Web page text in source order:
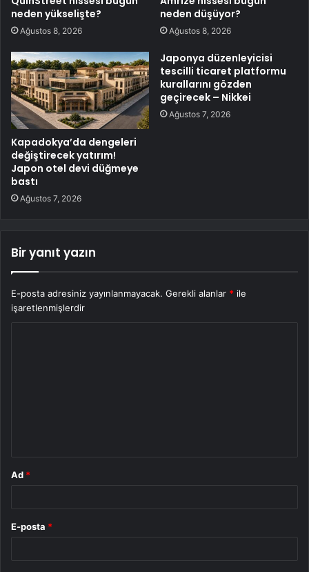
neden yükselişte?
Ağustos 8, 2026
neden düşüyor?
Ağustos 8, 2026
Kapadokya’da dengeleri
değiştirecek yatırım!
Japon otel devi düğmeye
bastı
Ağustos 7, 2026
Japonya düzenleyicisi
tescilli ticaret platformu
kurallarını gözden
geçirecek – Nikkei
Ağustos 7, 2026
Bir yanıt yazın
E-posta adresiniz yayınlanmayacak. Gerekli alanlar * ile
işaretlenmişlerdir
Ad *
E-posta *